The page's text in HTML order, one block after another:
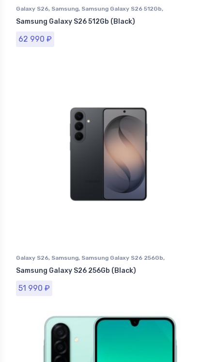
Galaxy S26, Samsung, Samsung Galaxy S26 512Gb,
Смартфоны Samsung в Ставрополе
Samsung Galaxy S26 512Gb (Black)
62 990 ₽
Galaxy S26, Samsung, Samsung Galaxy S26 256Gb,
Смартфоны Samsung в Ставрополе
Samsung Galaxy S26 256Gb (Black)
51 990 ₽